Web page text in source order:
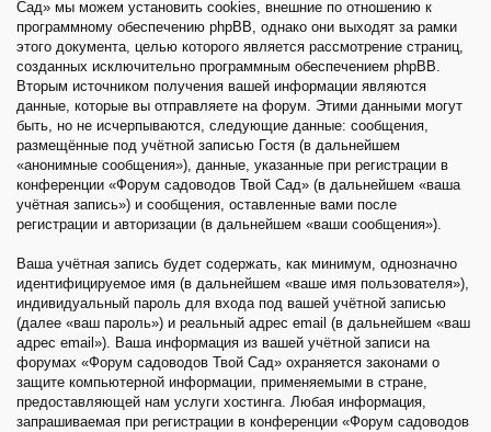
Сад» мы можем установить cookies, внешние по отношению к
программному обеспечению phpBB, однако они выходят за рамки
этого документа, целью которого является рассмотрение страниц,
созданных исключительно программным обеспечением phpBB.
Вторым источником получения вашей информации являются
данные, которые вы отправляете на форум. Этими данными могут
быть, но не исчерпываются, следующие данные: сообщения,
размещённые под учётной записью Гостя (в дальнейшем
«анонимные сообщения»), данные, указанные при регистрации в
конференции «Форум садоводов Твой Сад» (в дальнейшем «ваша
учётная запись») и сообщения, оставленные вами после
регистрации и авторизации (в дальнейшем «ваши сообщения»).
Ваша учётная запись будет содержать, как минимум, однозначно
идентифицируемое имя (в дальнейшем «ваше имя пользователя»),
индивидуальный пароль для входа под вашей учётной записью
(далее «ваш пароль») и реальный адрес email (в дальнейшем «ваш
адрес email»). Ваша информация из вашей учётной записи на
форумах «Форум садоводов Твой Сад» охраняется законами о
защите компьютерной информации, применяемыми в стране,
предоставляющей нам услуги хостинга. Любая информация,
запрашиваемая при регистрации в конференции «Форум садоводов